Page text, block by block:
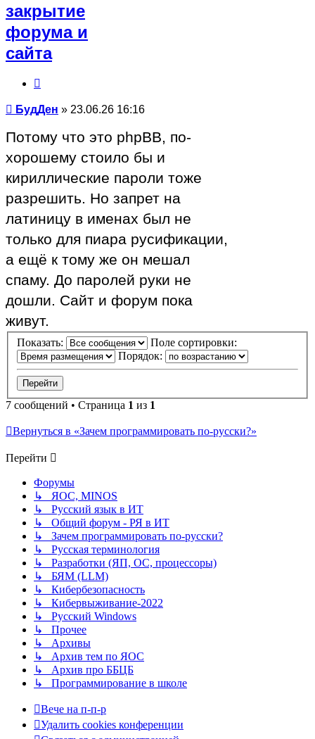
закрытие
форума и
сайта
Сообщение
БудДен » 23.06.26 16:16
Потому что это phpBB, по-
хорошему стоило бы и
кириллические пароли тоже
разрешить. Но запрет на
латиницу в именах был не
только для пиара русификации,
а ещё к тому же он мешал
спаму. До паролей руки не
дошли. Сайт и форум пока
живут.
Показать:
Поле сортировки:
Порядок:
7 сообщений • Страница 1 из 1
Вернуться в «Зачем программировать по-русски?»
Перейти
Форумы
↳ ЯОС, MINOS
↳ Русский язык в ИТ
↳ Общий форум - РЯ в ИТ
↳ Зачем программировать по-русски?
↳ Русская терминология
↳ Разработки (ЯП, ОС, процессоры)
↳ БЯМ (LLM)
↳ Кибербезопасность
↳ Кибервыживание-2022
↳ Русский Windows
↳ Прочее
↳ Архивы
↳ Архив тем по ЯОС
↳ Архив про ББЦБ
↳ Программирование в школе
Вече на п-п-р
Удалить cookies конференции